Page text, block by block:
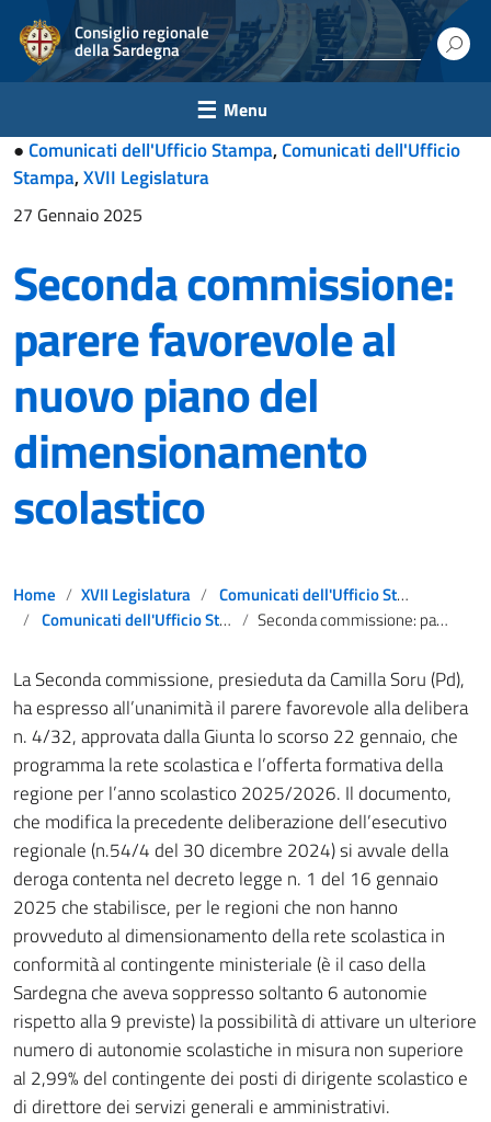
Consiglio regionale
della Sardegna
Menu
●Comunicati dell'Ufficio Stampa,Comunicati dell'Ufficio
Stampa,XVII Legislatura
27 Gennaio 2025
Seconda commissione:
parere favorevole al
nuovo piano del
dimensionamento
scolastico
Home XVII Legislatura
Comunicati dell'Ufficio Stampa
Comunicati dell'Ufficio Stampa
Seconda commissione: parere favorevole al nuovo piano del dimensionamento scolastico
La Seconda commissione, presieduta da Camilla Soru (Pd),
ha espresso all’unanimità il parere favorevole alla delibera
n. 4/32, approvata dalla Giunta lo scorso 22 gennaio, che
programma la rete scolastica e l’offerta formativa della
regione per l’anno scolastico 2025/2026. Il documento,
che modifica la precedente deliberazione dell’esecutivo
regionale (n.54/4 del 30 dicembre 2024) si avvale della
deroga contenta nel decreto legge n. 1 del 16 gennaio
2025 che stabilisce, per le regioni che non hanno
provveduto al dimensionamento della rete scolastica in
conformità al contingente ministeriale (è il caso della
Sardegna che aveva soppresso soltanto 6 autonomie
rispetto alla 9 previste) la possibilità di attivare un ulteriore
numero di autonomie scolastiche in misura non superiore
al 2,99% del contingente dei posti di dirigente scolastico e
di direttore dei servizi generali e amministrativi.